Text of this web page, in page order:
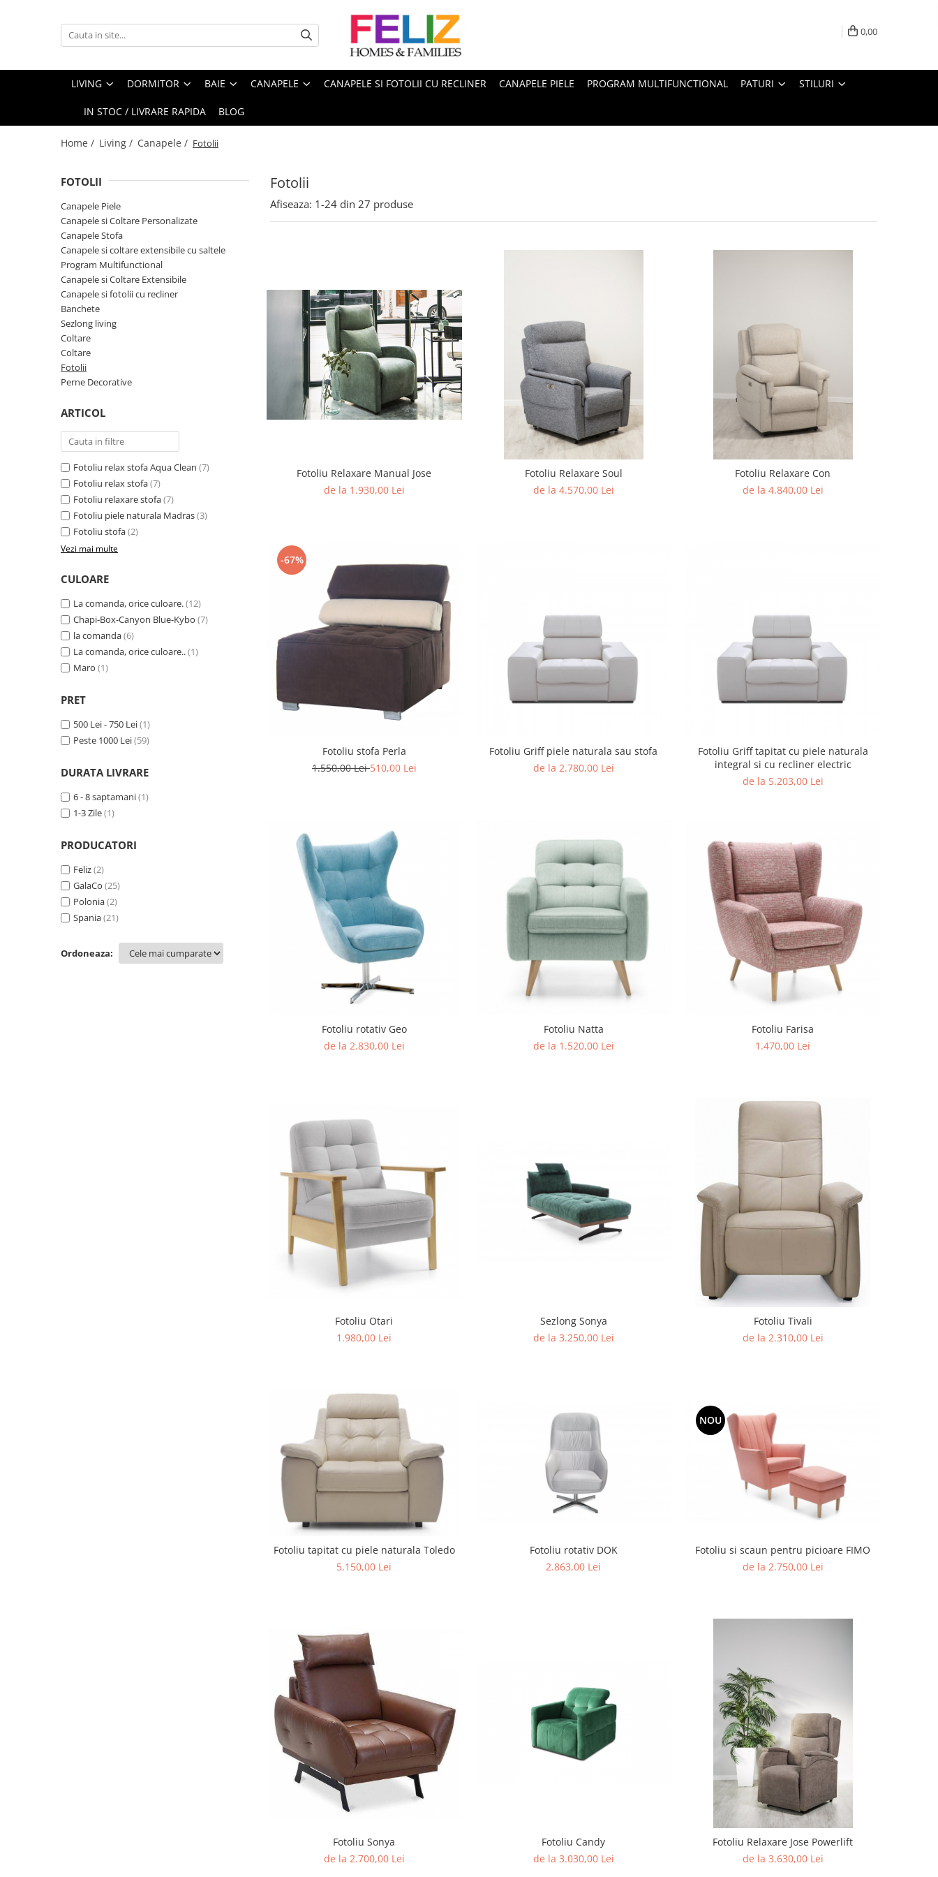
Masute Mobile
Masute living
Corpuri suspendate
Oferte speciale
Dormitor
Dulapuri Serie
Fotolii dormitor
Tabureti/Banchete
Lavoare cu Masca
Canapele
Perne Decorative
Canapele si Coltare Personalizate
Canapele Stofa
Program Multifunctional
Canapele si coltare extensibile cu
Canapele si Coltare Extensibile
Canapele si fotolii cu recliner
Sezlong living
Ergonomie&Confort
0,00
LIVING DORMITOR BAIE CANAPELE CANAPELE SI FOTOLII CU RECLINER CANAPELE PIELE PROGRAM MULTIFUNCTIONAL PATURI STILURI
IN STOC / LIVRARE RAPIDA BLOG
Home / Living / Canapele / Fotolii
Fotolii
FOTOLII
Canapele Piele
Canapele si Coltare Personalizate
Canapele Stofa
Canapele si coltare extensibile cu saltele
Program Multifunctional
Canapele si Coltare Extensibile
Canapele si fotolii cu recliner
Banchete
Sezlong living
Coltare
Coltare
Fotolii
Perne Decorative
ARTICOL
Fotoliu relax stofa Aqua Clean (7)
Fotoliu relax stofa(7)
Fotoliu relaxare stofa(7)
Fotoliu piele naturala Madras(3)
Fotoliu stofa(2)
Vezi mai multe
CULOARE
La comanda, orice culoare.(12)
Chapi-Box-Canyon Blue-Kybo (7)
la comanda(6)
La comanda, orice culoare..(1)
Maro (1)
PRET
500 Lei - 750 Lei(1)
Peste 1000 Lei(59)
DURATA LIVRARE
6 - 8 saptamani(1)
1-3 Zile(1)
PRODUCATORI
Feliz(2)
GalaCo (25)
Polonia(2)
Spania(21)
Ordoneaza:
Afiseaza: 1-24 din 27 produse
Fotoliu Relaxare Manual Jose
de la 1.930,00 Lei
Fotoliu Relaxare Soul
de la 4.570,00 Lei
Fotoliu Relaxare Con
de la 4.840,00 Lei
-67%
Fotoliu stofa Perla
1.550,00 Lei510,00 Lei
Fotoliu Griff piele naturala sau stofa
de la 2.780,00 Lei
Fotoliu Griff tapitat cu piele naturala
integral si cu recliner electric
de la 5.203,00 Lei
Fotoliu rotativ Geo
de la 2.830,00 Lei
Fotoliu Natta
de la 1.520,00 Lei
Fotoliu Farisa
1.470,00 Lei
Fotoliu Otari
1.980,00 Lei
Sezlong Sonya
de la 3.250,00 Lei
Fotoliu Tivali
de la 2.310,00 Lei
Fotoliu tapitat cu piele naturala Toledo
5.150,00 Lei
Fotoliu rotativ DOK
2.863,00 Lei
NOU
Fotoliu si scaun pentru picioare FIMO
de la 2.750,00 Lei
Fotoliu Sonya
de la 2.700,00 Lei
Fotoliu Candy
de la 3.030,00 Lei
Fotoliu Relaxare Jose Powerlift
de la 3.630,00 Lei